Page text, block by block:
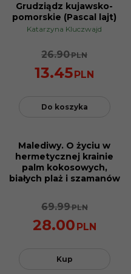
PROMOCJA
Grudziądz kujawsko-
pomorskie (Pascal lajt)
Katarzyna Kluczwajd
26.90PLN
13.45 PLN
Do koszyka
PROMOCJA
Malediwy. O życiu w
hermetycznej krainie
palm kokosowych,
białych plaż i szamanów
69.99PLN
28.00 PLN
Kup